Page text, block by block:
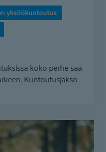
yksilökuntoutus
koko perhe saa
Kuntoutusjakso